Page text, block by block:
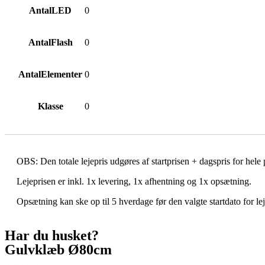
AntalLED 0
AntalFlash 0
AntalElementer 0
Klasse 0
OBS: Den totale lejepris udgøres af startprisen + dagspris for hele
Lejeprisen er inkl. 1x levering, 1x afhentning og 1x opsætning.
Opsætning kan ske op til 5 hverdage før den valgte startdato for
Har du husket?
Gulvklæb Ø80cm